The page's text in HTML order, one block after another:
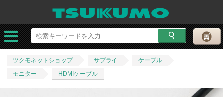
ツクモネットショップ サプライ
ケーブル
モニター
HDMIケーブル